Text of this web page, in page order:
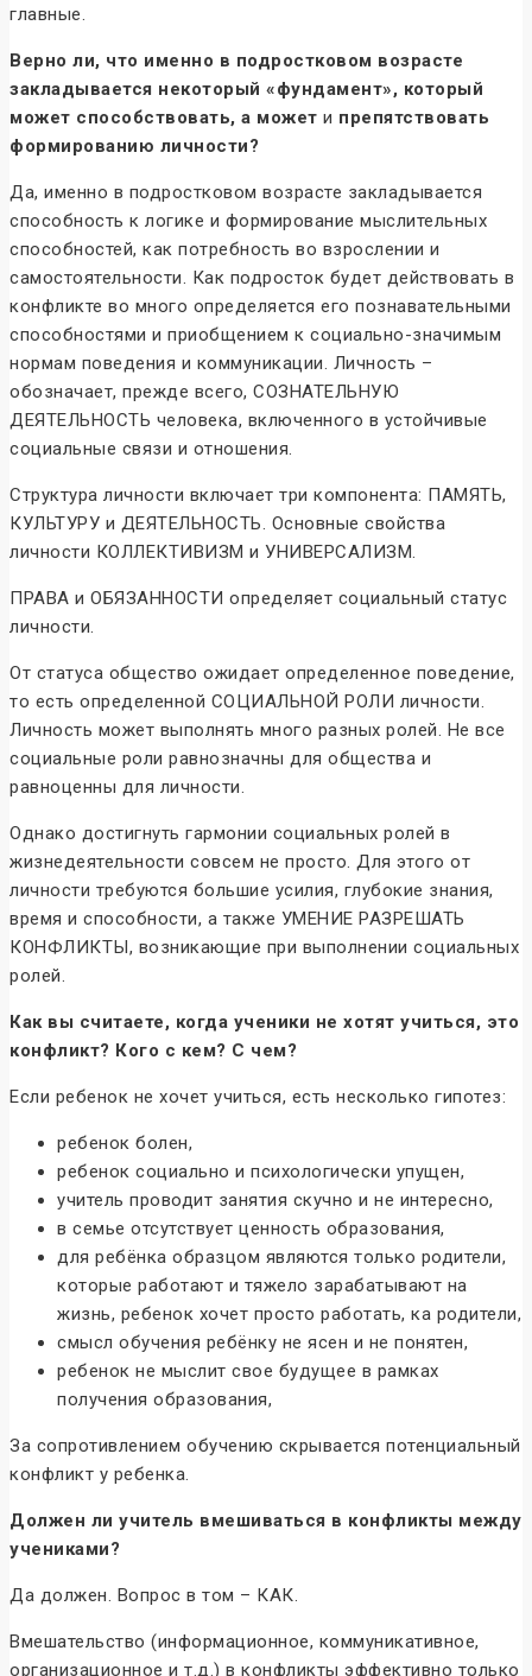
главные.
Верно ли, что именно в подростковом возрасте
закладывается некоторый «фундамент», который
может способствовать, а может и препятствовать
формированию личности?
Да, именно в подростковом возрасте закладывается
способность к логике и формирование мыслительных
способностей, как потребность во взрослении и
самостоятельности. Как подросток будет действовать в
конфликте во много определяется его познавательными
способностями и приобщением к социально-значимым
нормам поведения и коммуникации. Личность –
обозначает, прежде всего, СОЗНАТЕЛЬНУЮ
ДЕЯТЕЛЬНОСТЬ человека, включенного в устойчивые
социальные связи и отношения.
Структура личности включает три компонента: ПАМЯТЬ,
КУЛЬТУРУ и ДЕЯТЕЛЬНОСТЬ. Основные свойства
личности КОЛЛЕКТИВИЗМ и УНИВЕРСАЛИЗМ.
ПРАВА и ОБЯЗАННОСТИ определяет социальный статус
личности.
От статуса общество ожидает определенное поведение,
то есть определенной СОЦИАЛЬНОЙ РОЛИ личности.
Личность может выполнять много разных ролей. Не все
социальные роли равнозначны для общества и
равноценны для личности.
Однако достигнуть гармонии социальных ролей в
жизнедеятельности совсем не просто. Для этого от
личности требуются большие усилия, глубокие знания,
время и способности, а также УМЕНИЕ РАЗРЕШАТЬ
КОНФЛИКТЫ, возникающие при выполнении социальных
ролей.
Как вы считаете, когда ученики не хотят учиться, это
конфликт? Кого с кем? С чем?
Если ребенок не хочет учиться, есть несколько гипотез:
ребенок болен,
ребенок социально и психологически упущен,
учитель проводит занятия скучно и не интересно,
в семье отсутствует ценность образования,
для ребёнка образцом являются только родители,
которые работают и тяжело зарабатывают на
жизнь, ребенок хочет просто работать, ка родители,
смысл обучения ребёнку не ясен и не понятен,
ребенок не мыслит свое будущее в рамках
получения образования,
За сопротивлением обучению скрывается потенциальный
конфликт у ребенка.
Должен ли учитель вмешиваться в конфликты между
учениками?
Да должен. Вопрос в том – КАК.
Вмешательство (информационное, коммуникативное,
организационное и т.д.) в конфликты эффективно только